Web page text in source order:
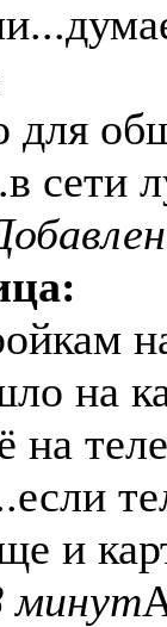
для
сети
на
на
и
минут